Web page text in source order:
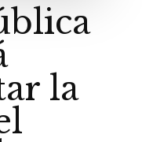
la